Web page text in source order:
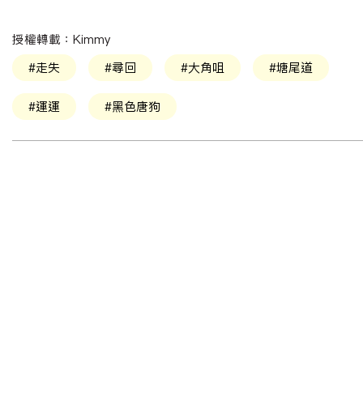
授權轉載： Kimmy
#走失 #尋回 #大角咀 #塘尾道
#運運 #黑色唐狗